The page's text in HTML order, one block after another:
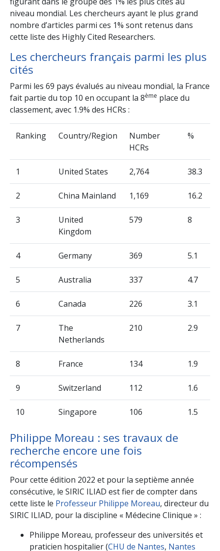
niveau mondial. Les chercheurs ayant le plus grand
nombre d’articles parmi ces 1% sont retenus dans
cette liste des Highly Cited Researchers.
Les chercheurs français parmi les plus
cités
Parmi les 69 pays évalués au niveau mondial, la France
fait partie du top 10 en occupant la 8ème place du
classement, avec 1.9% des HCRs :
Ranking Country/Region
Number
HCRs
%
1 United States 2,764 38.3
2 China Mainland 1,169 16.2
3
United
Kingdom
579 8
4 Germany 369 5.1
5 Australia 337 4.7
6 Canada 226 3.1
7
The
Netherlands
210 2.9
8 France 134 1.9
9 Switzerland 112 1.6
10 Singapore 106 1.5
Philippe Moreau : ses travaux de
recherche encore une fois
récompensés
Pour cette édition 2022 et pour la septième année
consécutive, le SIRIC ILIAD est fier de compter dans
cette liste le Professeur Philippe Moreau, directeur du
SIRIC ILIAD, pour la discipline « Médecine Clinique » :
Philippe Moreau, professeur des universités et
praticien hospitalier (CHU de Nantes, Nantes